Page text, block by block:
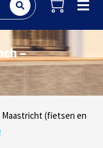
–
1 in Maastricht
(fietsen en e-
Maastricht (fietsen en
Lees reviews